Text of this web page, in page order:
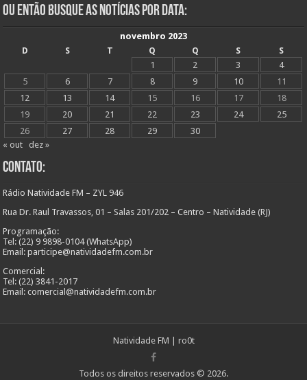
Ou Então Busque as Notícias Por Data:
novembro 2023
D
S T Q Q S
S
1
2 3
4
5
6 7 8 9 10
11
12
13 14 15 16 17
18
19
20 21 22 23 24
25
26
27 28 29
30
« out
dez »
Contato:
Rádio Natividade FM – ZYL 946
Rua Dr. Raul Travassos, 01 – Salas 201/202 – Centro – Natividade (RJ)
Programação:
Tel: (22) 9 9898-0104 (WhatsApp)
Email: participe@natividadefm.com.br
Comercial:
Tel: (22) 3841-2017
Email: comercial@natividadefm.com.br
Natividade FM ro0t
Todos os direitos reservados © 2026.